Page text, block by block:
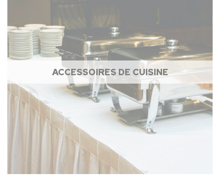
ACCESSOIRES DE CUISINE